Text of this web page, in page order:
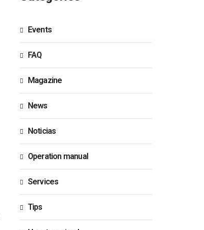
Events
FAQ
Magazine
News
Noticias
Operation manual
Services
Tips